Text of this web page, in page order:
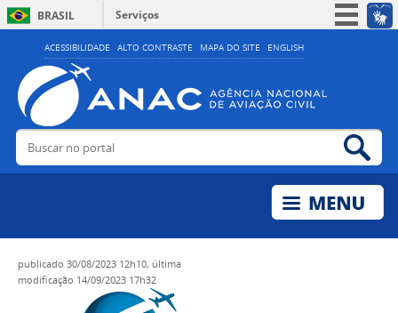
ACESSIBILIDADE ALTO CONTRASTE MAPA DO SITE ENGLISH
BRASIL
Serviços
Simplifique!
Acesso à informação
Legislação
Buscar no portal
publicado 30/08/2023 12h10, última
modificação 14/09/2023 17h32